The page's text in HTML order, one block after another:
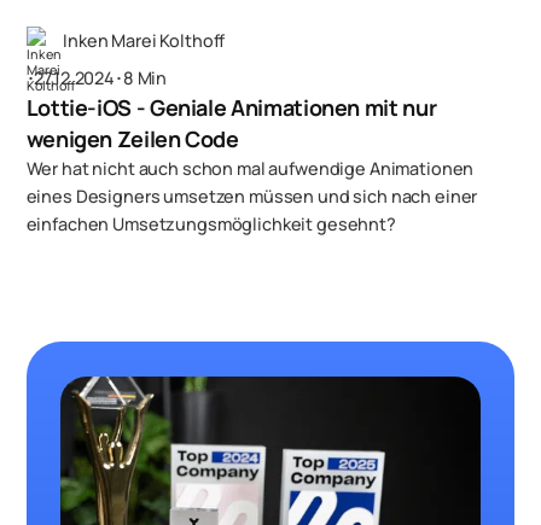
Inken Marei Kolthoff
･27.12.2024･8 Min
Lottie-iOS - Geniale Animationen mit nur
wenigen Zeilen Code
Wer hat nicht auch schon mal aufwendige Animationen
eines Designers umsetzen müssen und sich nach einer
einfachen Umsetzungsmöglichkeit gesehnt?